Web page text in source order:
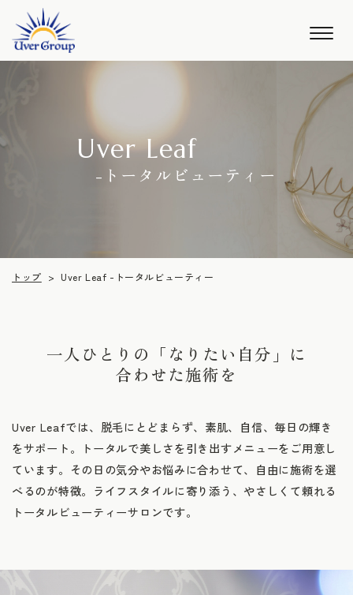
Uver Leaf
-トータルビューティー
トップ > Uver Leaf -トータルビューティー
一人ひとりの「なりたい自分」に
合わせた施術を
Uver Leafでは、脱毛にとどまらず、 素肌、自信、毎日の輝き
をサポート。 トータルで美しさを引き出すメニューをご用意し
ています。 その日の気分やお悩みに合わせて、自由に施術を選
べるのが特徴。 ライフスタイルに寄り添う、 やさしくて頼れる
トータルビューティーサロンです。